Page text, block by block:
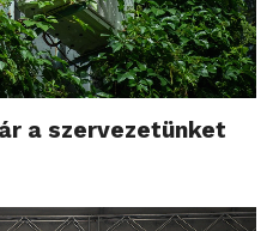
a szervezetünket